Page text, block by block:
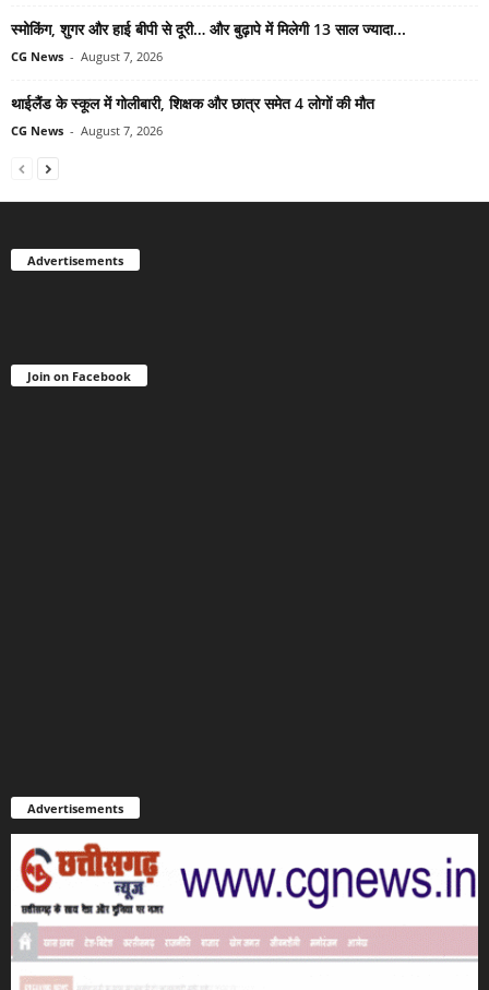
स्मोकिंग, शुगर और हाई बीपी से दूरी… और बुढ़ापे में मिलेगी 13 साल ज्यादा...
CG News - August 7, 2026
थाईलैंड के स्कूल में गोलीबारी, शिक्षक और छात्र समेत 4 लोगों की मौत
CG News - August 7, 2026
Advertisements
Join on Facebook
Advertisements